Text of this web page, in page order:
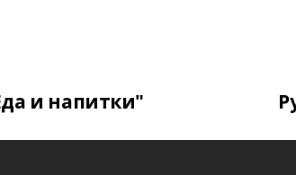
и напитки"